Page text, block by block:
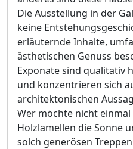
Die Ausstellung in der
keine
erläuternde Inhalte,
ästhetischen Genuss
Exponate sind qualitativ
und konzentrieren sich
architektonischen
Wer möchte nicht
Holzlamellen die Sonne
solch generösen